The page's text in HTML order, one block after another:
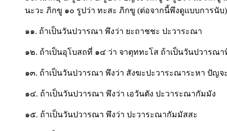
นะวะ ภิกขู ๑๐ รูปว่า ทะสะ ภิกขู (ต่อจากนี้พึงดูแบบการนับ)
๑๑. ถ้าเป็นวันปวารณา พึงว่า ยะถาชชะ ปะวาระณา
๑๒. ถ้าเป็นอุโบสถที่ ๑๔ ว่า จาตุททะโส ถ้าเป็นวันปวาร
๑๓. ถ้าเป็นวันปวารณา พึงว่า สังฆะปะวาระณาระหา ปัญจ
๑๔. ถ้าเป็นวันปวารณา พึงว่า เอวันตัง ปะวาระณากัมมัง
๑๕. ถ้าเป็นวันปวารณา พึงว่า ปะวาระณากัมมัสสะ